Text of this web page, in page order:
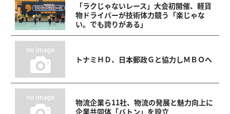
「ラクじゃないレース」大会初開催、軽貨
物ドライバーが技術体力競う「楽じゃな
い。でも誇りがある」
トナミＨＤ、日本郵政Ｇと協力しＭＢＯへ
物流企業ら11社、物流の発展と魅力向上に
企業共同体「バトン」を設立